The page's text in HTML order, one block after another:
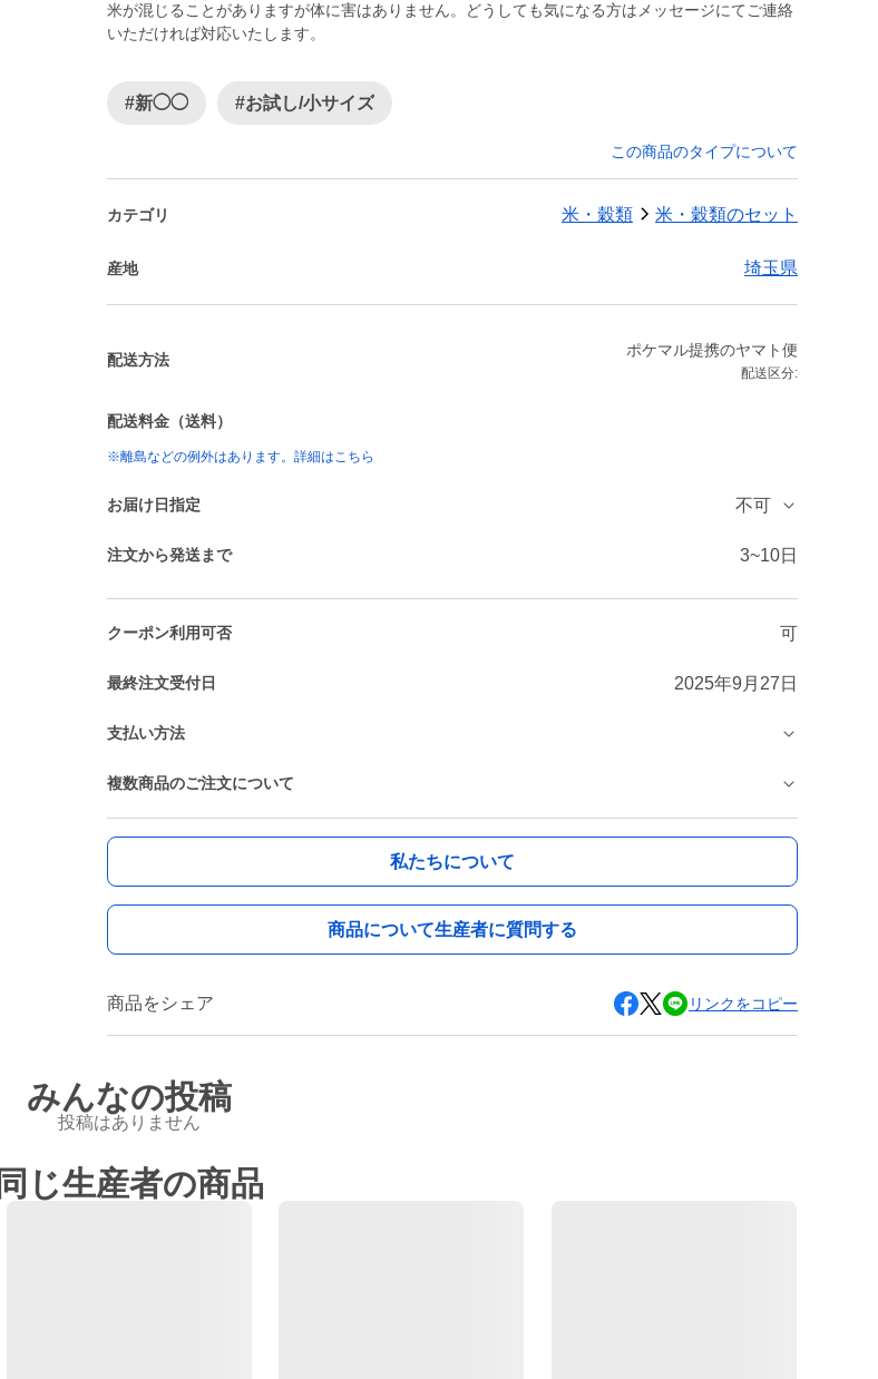
米が混じることがありますが体に害はありません。どうしても気になる方はメッセージにてご連絡
いただければ対応いたします。
#新◯◯ #お試し/小サイズ
この商品のタイプについて
カテゴリ 米・穀類 米・穀類のセット
産地 埼玉県
配送方法
ポケマル提携のヤマト便
配送区分:
配送料金（送料）
※離島などの例外はあります。詳細はこちら
お届け日指定 不可
注文から発送まで 3~10日
クーポン利用可否 可
最終注文受付日 2025年9月27日
支払い方法
複数商品のご注文について
私たちについて
商品について生産者に質問する
商品をシェア リンクをコピー
みんなの投稿
投稿はありません
同じ生産者の商品